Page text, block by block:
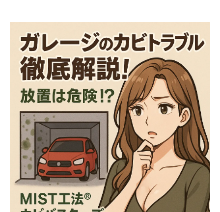
すいの？
🦠【第2章】ガレージに発生する主なカビの
種類と危険性
🔍【第3章】カビを見つけたらどうする？正
しい初期対応方法
🧪【第4章】一般社団法人微生物対策協会との
連携による真菌（カビ菌）検査の重要性
🌿【第5章】環境にやさしいカビ対策の考え
方
🏡【第6章】ガレージをカビから守るための
予防ポイント
💬【第7章】まとめ：ガレージのカビトラブ